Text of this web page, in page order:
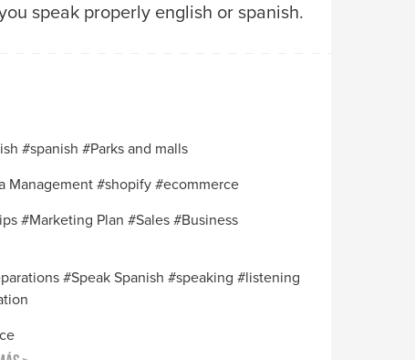
speak properly english or spanish.
spanish
Parks and malls
Management shopify #ecommerce
Marketing Plan Sales
Business
Speak Spanish speaking
listening